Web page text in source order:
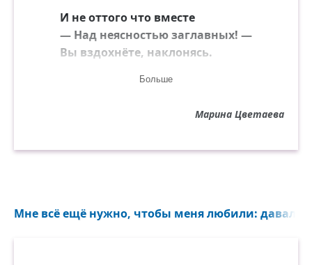
И не оттого что вместе
— Над неясностью заглавных! —
Вы вздохнёте, наклонясь.
И не оттого что дружно
Почерк, — да к тому — стихи!
Нет, дружочек! — Это проще,
Мне тебя уже не надо —
Больше
Марина Цветаева
Мне всё ещё нужно, чтобы меня любили: давали